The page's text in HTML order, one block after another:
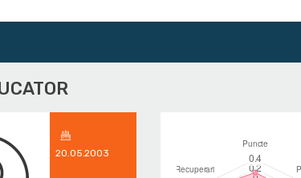
20.05.2003